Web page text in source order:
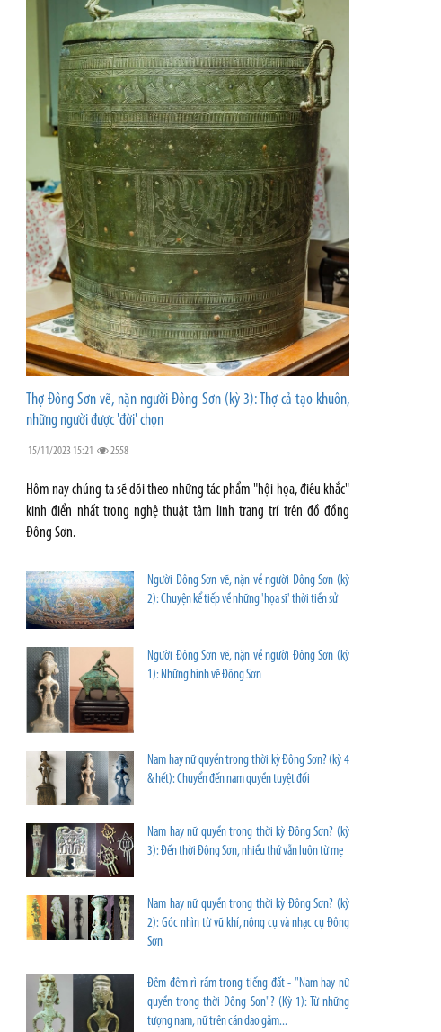
Thợ Đông Sơn vẽ, nặn người Đông Sơn (kỳ 3): Thợ cả tạo khuôn,
những người được 'đời' chọn
15/11/2023 15:21 2558
Hôm nay chúng ta sẽ dõi theo những tác phẩm "hội họa, điêu khắc"
kinh điển nhất trong nghệ thuật tâm linh trang trí trên đồ đồng
Đông Sơn.
Người Đông Sơn vẽ, nặn về người Đông Sơn (kỳ
2): Chuyện kể tiếp về những 'họa sĩ' thời tiền sử
Người Đông Sơn vẽ, nặn về người Đông Sơn (kỳ
1): Những hình vẽ Đông Sơn
Nam hay nữ quyền trong thời kỳ Đông Sơn? (kỳ 4
& hết): Chuyển đến nam quyền tuyệt đối
Nam hay nữ quyền trong thời kỳ Đông Sơn? (kỳ
3): Đến thời Đông Sơn, nhiều thứ vẫn luôn từ mẹ
Nam hay nữ quyền trong thời kỳ Đông Sơn? (kỳ
2): Góc nhìn từ vũ khí, nông cụ và nhạc cụ Đông
Sơn
Đêm đêm rì rầm trong tiếng đất - "Nam hay nữ
quyền trong thời Đông Sơn"? (Kỳ 1): Từ những
tượng nam, nữ trên cán dao găm...